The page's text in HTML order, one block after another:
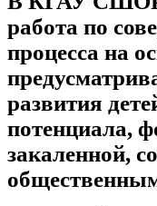
работа по
процесса на
развития
потенциала,
закаленной,